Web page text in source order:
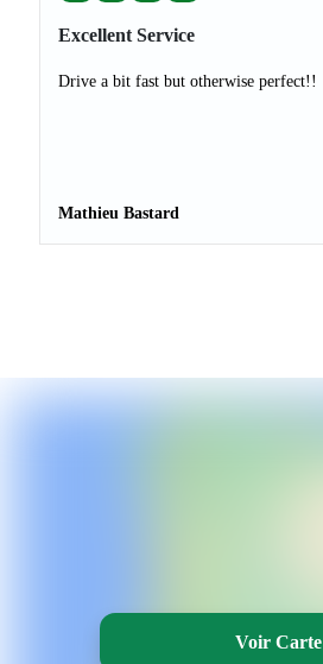
Excellent Service
Drive a bit fast but otherwise perfect!!
Mathieu Bastard
Voir Carte